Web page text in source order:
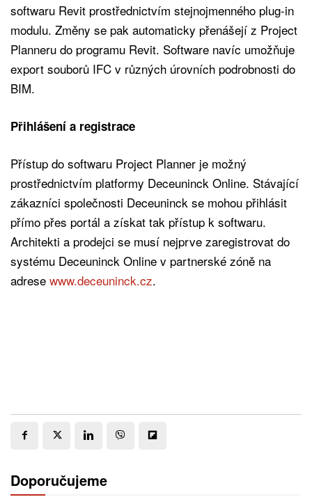
softwaru Revit prostřednictvím stejnojmenného plug-in
modulu. Změny se pak automaticky přenášejí z Project
Planneru do programu Revit. Software navíc umožňuje
export souborů IFC v různých úrovních podrobnosti do
BIM.
Přihlášení a registrace
Přístup do softwaru Project Planner je možný
prostřednictvím platformy Deceuninck Online. Stávající
zákazníci společnosti Deceuninck se mohou přihlásit
přímo přes portál a získat tak přístup k softwaru.
Architekti a prodejci se musí nejprve zaregistrovat do
systému Deceuninck Online v partnerské zóně na
adrese www.deceuninck.cz.
Doporučujeme